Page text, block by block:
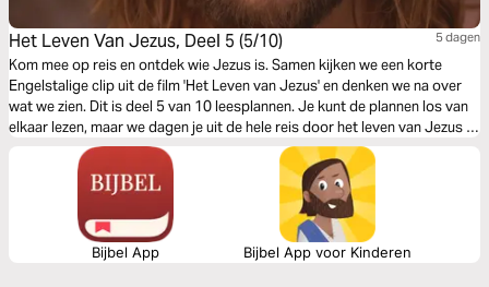
Het Leven Van Jezus, Deel 5 (5/10) 5 dagen
Kom mee op reis en ontdek wie Jezus is. Samen kijken we een korte
Engelstalige clip uit de film 'Het Leven van Jezus' en denken we na over
wat we zien. Dit is deel 5 van 10 leesplannen. Je kunt de plannen los van
elkaar lezen, maar we dagen je uit de hele reis door het leven van Jezus te
Bijbel App Bijbel App voor Kinderen